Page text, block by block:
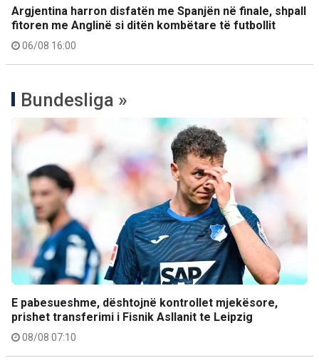
Argjentina harron disfatën me Spanjën në finale, shpall
fitoren me Anglinë si ditën kombëtare të futbollit
06/08 16:00
Bundesliga »
E pabesueshme, dështojnë kontrollet mjekësore,
prishet transferimi i Fisnik Asllanit te Leipzig
08/08 07:10